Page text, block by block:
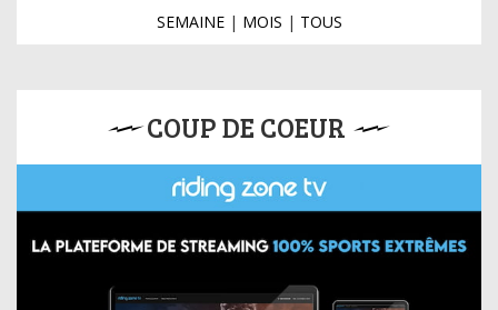
SEMAINE| MOIS | TOUS
COUP DE COEUR